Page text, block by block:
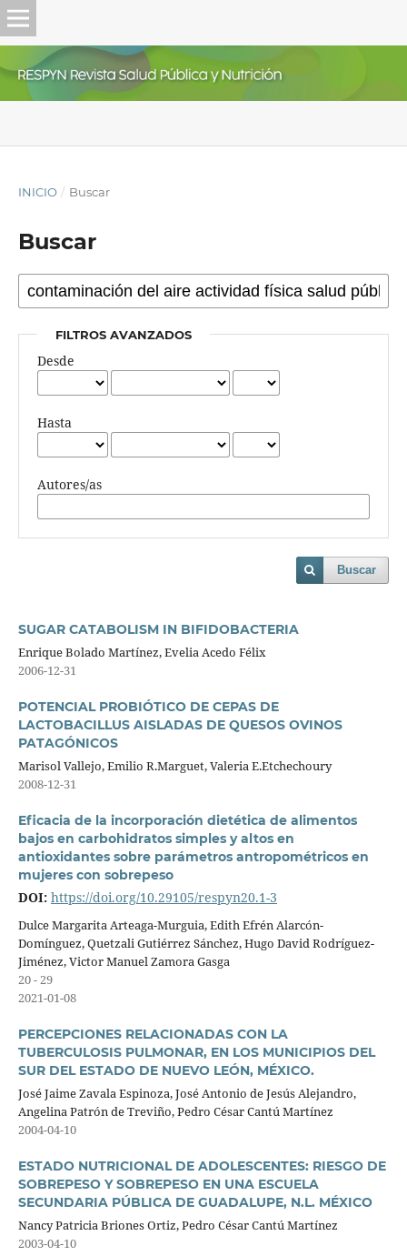
INICIO / Buscar
Buscar
FILTROS AVANZADOS
Desde
Hasta
Autores/as
Buscar
SUGAR CATABOLISM IN BIFIDOBACTERIA
Enrique Bolado Martínez, Evelia Acedo Félix
2006-12-31
POTENCIAL PROBIÓTICO DE CEPAS DE
LACTOBACILLUS AISLADAS DE QUESOS OVINOS
PATAGÓNICOS
Marisol Vallejo, Emilio R.Marguet, Valeria E.Etchechoury
2008-12-31
Eficacia de la incorporación dietética de alimentos
bajos en carbohidratos simples y altos en
antioxidantes sobre parámetros antropométricos en
mujeres con sobrepeso
DOI: https://doi.org/10.29105/respyn20.1-3
Dulce Margarita Arteaga-Murguia, Edith Efrén Alarcón-
Domínguez, Quetzali Gutiérrez Sánchez, Hugo David Rodríguez-
Jiménez, Victor Manuel Zamora Gasga
20 - 29
2021-01-08
PERCEPCIONES RELACIONADAS CON LA
TUBERCULOSIS PULMONAR, EN LOS MUNICIPIOS DEL
SUR DEL ESTADO DE NUEVO LEÓN, MÉXICO.
José Jaime Zavala Espinoza, José Antonio de Jesús Alejandro,
Angelina Patrón de Treviño, Pedro César Cantú Martínez
2004-04-10
ESTADO NUTRICIONAL DE ADOLESCENTES: RIESGO DE
SOBREPESO Y SOBREPESO EN UNA ESCUELA
SECUNDARIA PÚBLICA DE GUADALUPE, N.L. MÉXICO
Nancy Patricia Briones Ortiz, Pedro César Cantú Martínez
2003-04-10